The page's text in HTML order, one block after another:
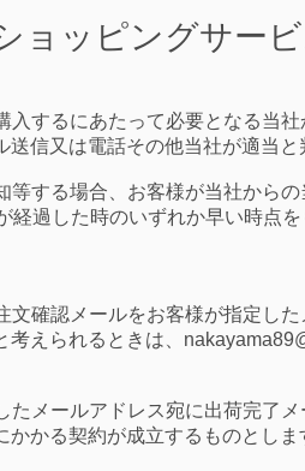
ョッピングサー
入するにあたって必要となる当
信又は電話その他当社が適当と
する場合、お客様が当社から
経過した時のいずれか早い時点
文確認メールをお客様が指定し
えられるときは、
たメールアドレス宛に出荷完了
かる契約が成立するものとしま